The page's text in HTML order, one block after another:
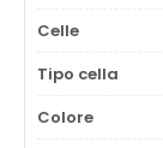
Celle
Tipo cella
Colore